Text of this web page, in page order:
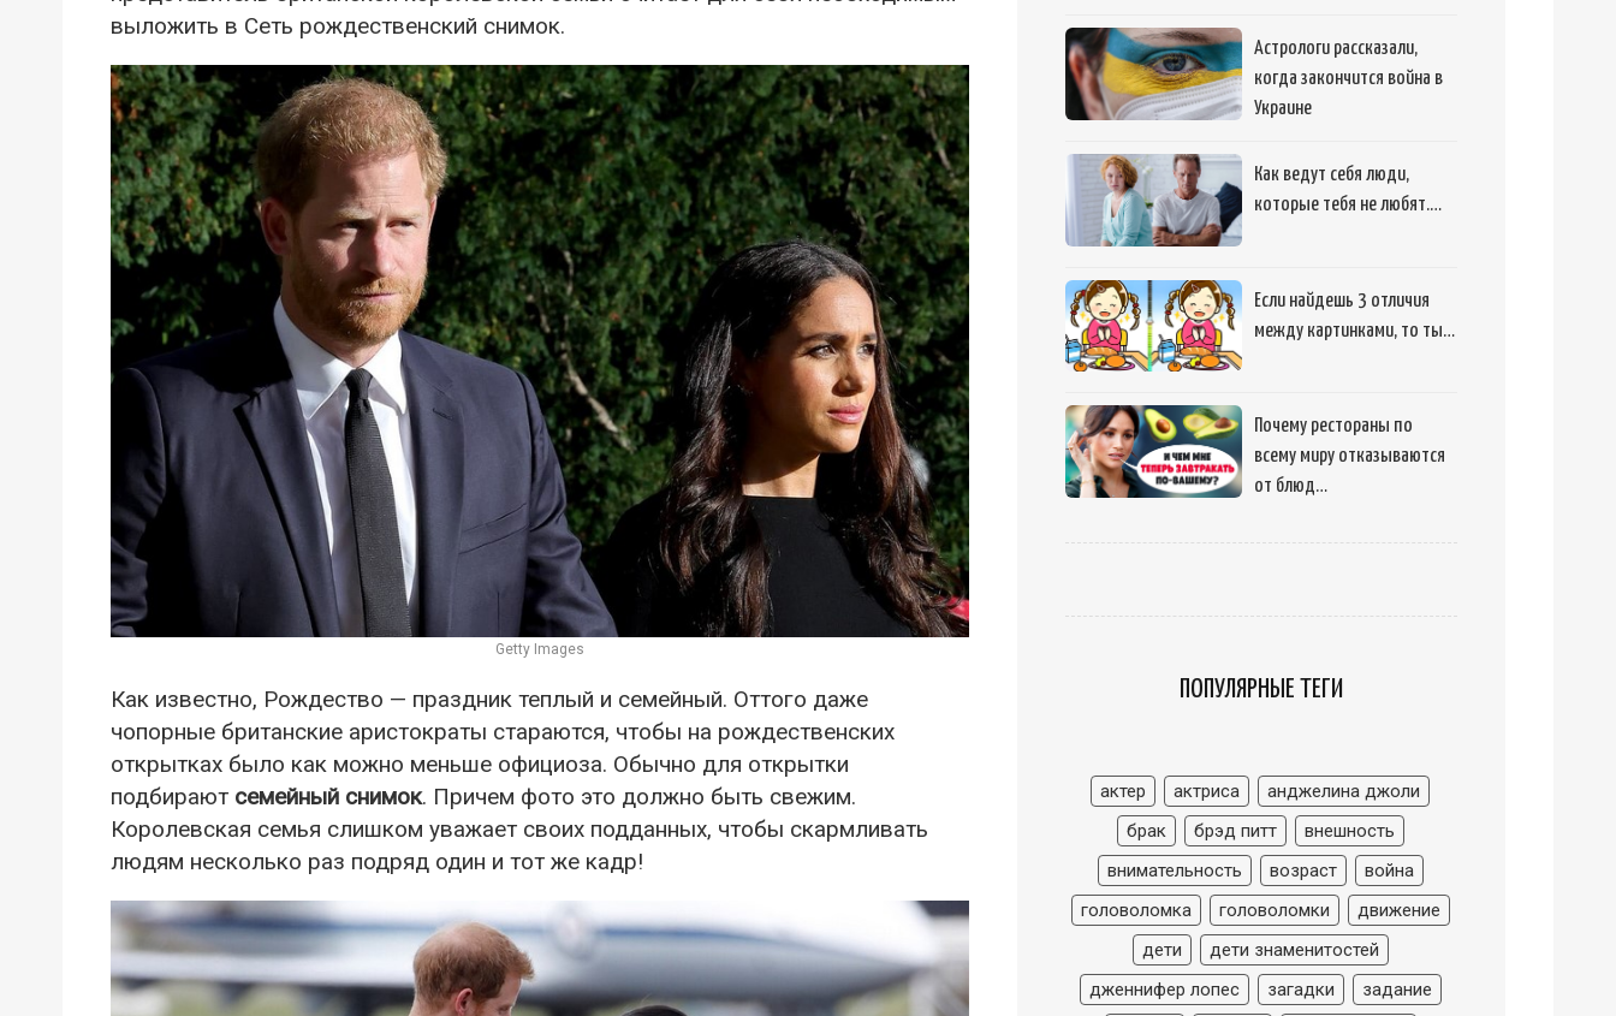
выложить в Сеть рождественский снимок.
Getty Images
Как известно, Рождество — праздник теплый и семейный. Оттого даже
чопорные британские аристократы стараются, чтобы на рождественских
открытках было как можно меньше официоза. Обычно для открытки
подбирают семейный снимок. Причем фото это должно быть свежим.
Королевская семья слишком уважает своих подданных, чтобы скармливать
людям несколько раз подряд один и тот же кадр!
Астрологи рассказали,
когда закончится война в
Украине
Как ведут себя люди,
которые тебя не любят.…
Если найдешь 3 отличия
между картинками, то ты…
Почему рестораны по
всему миру отказываются
от блюд…
ПОПУЛЯРНЫЕ ТЕГИ
актер актриса
анджелина джоли
брак
брэд питт
внешность
внимательность
возраст
война
головоломка
головоломки
движение
дети
дети знаменитостей
дженнифер лопес
загадки
задание